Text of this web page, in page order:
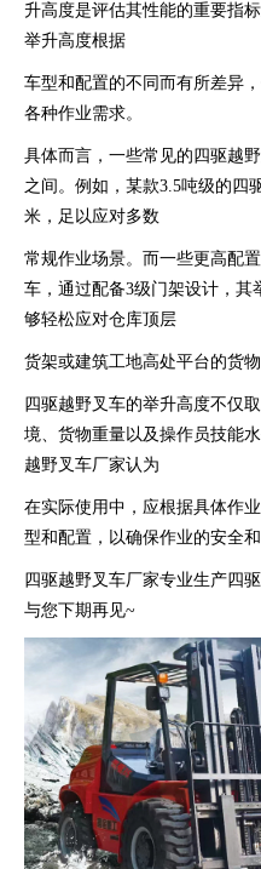
升高度是评估其性能的重要指
举升高度根据
车型和配置的不同而有所差异
各种作业需求。
具体而言，一些常见的四驱越
之间。例如，某款3.5吨级的四
米，足以应对多数
常规作业场景。而一些更高配
车，通过配备3级门架设计，其
够轻松应对仓库顶层
货架或建筑工地高处平台的货物
四驱越野叉车的举升高度不仅
境、货物重量以及操作员技能
越野叉车厂家认为
在实际使用中，应根据具体作
型和配置，以确保作业的安全和
四驱越野叉车厂家专业生产四
与您下期再见~